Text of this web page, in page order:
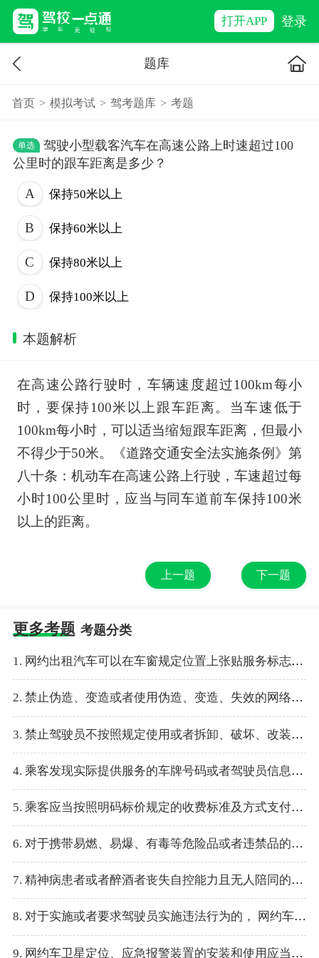
打开APP 登录
题库
首页 > 模拟考试 > 驾考题库 > 考题
单选
驾驶小型载客汽车在高速公路上时速超过100
公里时的跟车距离是多少？
保持50米以上
保持60米以上
保持80米以上
保持100米以上
本题解析
在高速公路行驶时，车辆速度超过100km每小
时，要保持100米以上跟车距离。当车速低于
100km每小时，可以适当缩短跟车距离，但最小
不得少于50米。《道路交通安全法实施条例》第
八十条：机动车在高速公路上行驶，车速超过每
小时100公里时，应当与同车道前车保持100米
以上的距离。
上一题 下一题
更多考题 考题分类
1. 网约出租汽车可以在车窗规定位置上张贴服务标志，但不得喷涂、张贴、安装巡游出租汽车营运标志。
2. 禁止伪造、变造或者使用伪造、变造、失效的网络预约出租汽车运输证、网络预约出租汽车驾驶员证从事网约车经营活动。
3. 禁止驾驶员不按照规定使用或者拆卸、破坏、改装车辆卫星定位置、应急报警装置等设备，以及在设备无法正常使用时营运。
4. 乘客发现实际提供服务的车牌号码或者驾驶员信息与预约信息不符的，只能继续乘坐或者事后向网约车平台公司举报。
5. 乘客应当按照明码标价规定的收费标准及方式支付车费，对于不按照规定出具相应出租汽车发票的，有权要求退回车费。
6. 对于携带易燃、易爆、有毒等危险品或者违禁品的乘客，网约车驾驶员有权拒绝或者终止提供营运服务。
7. 精神病患者或者醉酒者丧失自控能力且无人陪同的乘客，网约车驾驶员必须提供营运服务。
8. 对于实施或者要求驾驶员实施违法行为的， 网约车驾驶员有权拒绝或者终止提供营运服务 。
9. 网约车卫星定位、应急报警装置的安装和使用应当符合交通运输部和山东省交通运输厅关于道路运输车辆卫星定位系统相关规范和技术标准要求。